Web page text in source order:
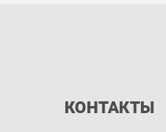
КОНТАКТЫ